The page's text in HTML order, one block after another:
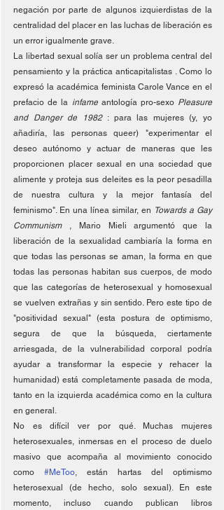
negación por parte de algunos izquierdistas de la
centralidad del placer en las luchas de liberación es
un error igualmente grave.
La libertad sexual solía ser un problema central del
pensamiento y la práctica anticapitalistas . Como lo
expresó la académica feminista Carole Vance en el
prefacio de la infame antología pro-sexo Pleasure
and Danger de 1982 : para las mujeres (y, yo
añadiría, las personas queer) "experimentar el
deseo autónomo y actuar de maneras que les
proporcionen placer sexual en una sociedad que
alimente y proteja sus deleites es la peor pesadilla
de nuestra cultura y la mejor fantasía del
feminismo". En una línea similar, en Towards a Gay
Communism , Mario Mieli argumentó que la
liberación de la sexualidad cambiaría la forma en
que todas las personas se aman, la forma en que
todas las personas habitan sus cuerpos, de modo
que las categorías de heterosexual y homosexual
se vuelven extrañas y sin sentido. Pero este tipo de
"positividad sexual" (esta postura de optimismo,
segura de que la búsqueda, ciertamente
arriesgada, de la vulnerabilidad corporal podría
ayudar a transformar la especie y rehacer la
humanidad) está completamente pasada de moda,
tanto en la izquierda académica como en la cultura
en general.
No es difícil ver por qué. Muchas mujeres
heterosexuales, inmersas en el proceso de duelo
masivo que acompaña al movimiento conocido
como #MeToo, están hartas del optimismo
heterosexual (de hecho, solo sexual). En este
momento, incluso cuando publican libros